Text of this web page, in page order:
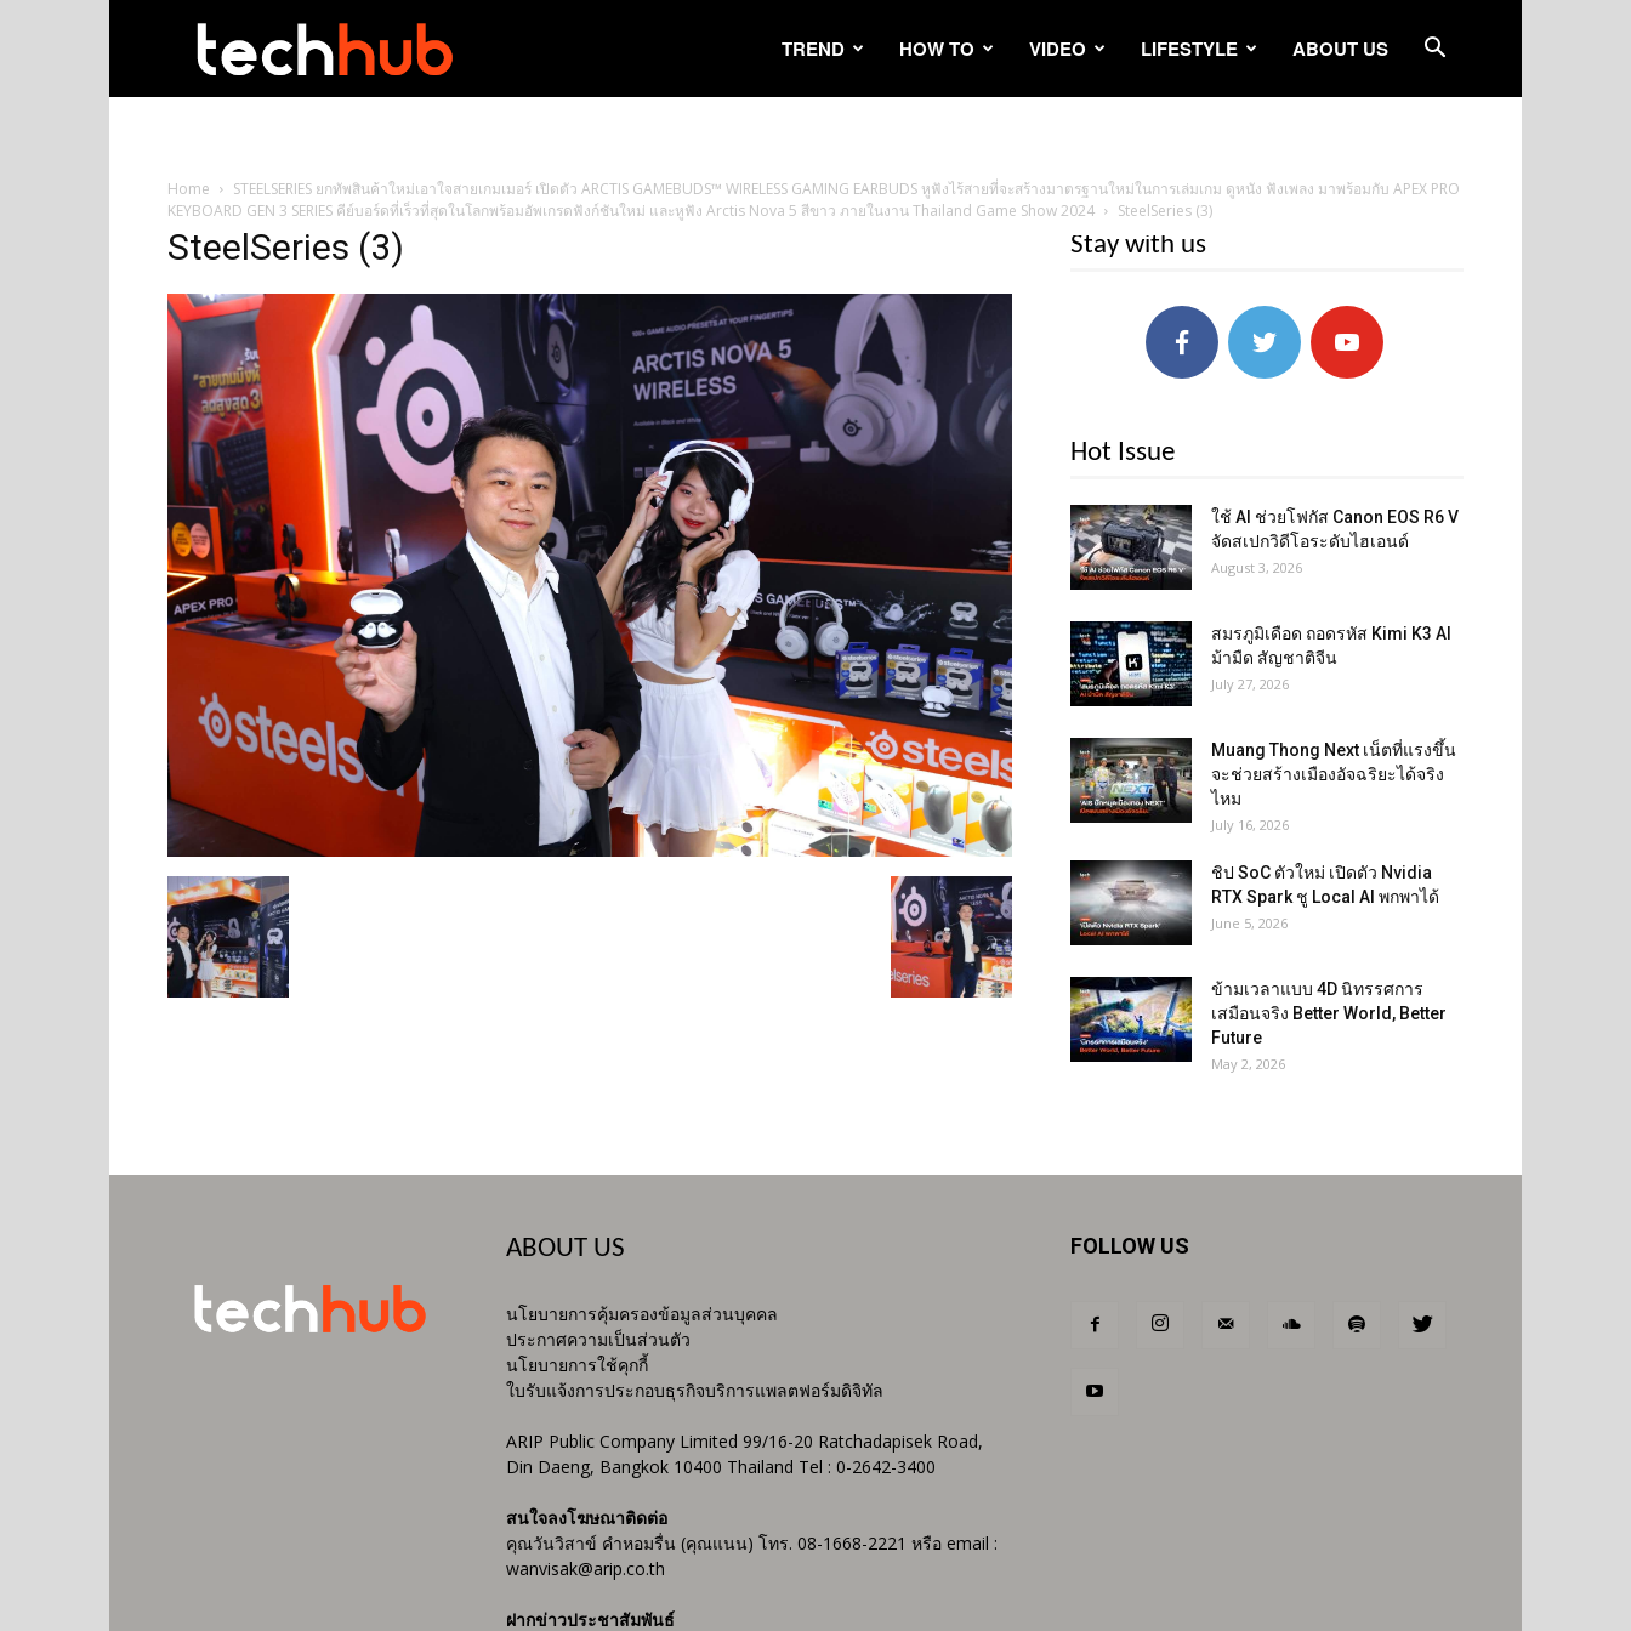
TREND HOW TO VIDEO LIFESTYLE ABOUT US
Home
STEELSERIES ยกทัพสินค้าใหม่เอาใจสายเกมเมอร์ เปิดตัว ARCTIS GAMEBUDS™ WIRELESS GAMING EARBUDS หูฟังไร้สายที่จะสร้างมาตรฐานใหม่ในการเล่มเกม ดูหนัง ฟังเพลง มาพร้อมกับ APEX PRO
KEYBOARD GEN 3 SERIES คีย์บอร์ดที่เร็วที่สุดในโลกพร้อมอัพเกรดฟังก์ชันใหม่ และหูฟัง Arctis Nova 5 สีขาว ภายในงาน Thailand Game Show 2024
SteelSeries (3)
SteelSeries (3) Stay with us
Hot Issue
ใช้ AI ช่วยโฟกัส Canon EOS R6 V
จัดสเปกวิดีโอระดับไฮเอนด์
August 3, 2026
สมรภูมิเดือด ถอดรหัส Kimi K3 AI
ม้ามืด สัญชาติจีน
July 27, 2026
Muang Thong Next เน็ตที่แรงขึ้น
จะช่วยสร้างเมืองอัจฉริยะได้จริง
ไหม
July 16, 2026
ชิป SoC ตัวใหม่ เปิดตัว Nvidia
RTX Spark ชู Local AI พกพาได้
June 5, 2026
ข้ามเวลาแบบ 4D นิทรรศการ
เสมือนจริง Better World, Better
Future
May 2, 2026
ABOUT US
นโยบายการคุ้มครองข้อมูลส่วนบุคคล
ประกาศความเป็นส่วนตัว
นโยบายการใช้คุกกี้
ใบรับแจ้งการประกอบธุรกิจบริการแพลตฟอร์มดิจิทัล
ARIP Public Company Limited 99/16-20 Ratchadapisek Road,
Din Daeng, Bangkok 10400 Thailand Tel : 0-2642-3400
สนใจลงโฆษณาติดต่อ
คุณวันวิสาข์ คำหอมรื่น (คุณแนน) โทร. 08-1668-2221 หรือ email :
wanvisak@arip.co.th
ฝากข่าวประชาสัมพันธ์
FOLLOW US